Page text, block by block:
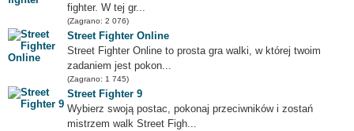
fighter. W tej gr...
(Zagrano: 2 076)
Street Fighter Online
Street Fighter Online to prosta gra walki, w której twoim
zadaniem jest pokon...
(Zagrano: 1 745)
Street Fighter 9
Wybierz swoją postac, pokonaj przeciwników i zostań
mistrzem walk Street Figh...